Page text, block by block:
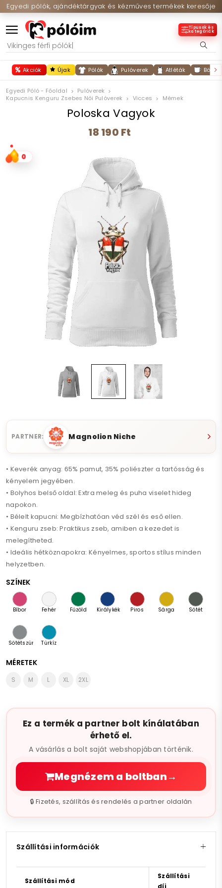
Egyedi pólók, ajándéktárgyak és kézműves termékek keresője
Típusok és
kategóriák
Akciók Újak Pólók Pulóverek Atléták
Egyedi Póló - Főoldal
Pulóverek
Kapucnis Kenguru Zsebes Női Pulóverek
Vicces Mémek
Poloska Vagyok
18 190 Ft
0
PARTNER: Magnolion Niche
• Keverék anyag: 65% pamut, 35% poliészter a tartósság és
kényelem jegyében.
• Bolyhos belső oldal: Extra meleg és puha viselet hideg
napokon.
• Bélelt kapucni: Megbízhatóan véd szél és eső ellen.
• Kenguru zseb: Praktikus zseb, amiben a kezedet is
melegítheted.
• Ideális hétköznapokra: Kényelmes, sportos stílus minden
helyzetben.
SZÍNEK
Bíbor Fehér Fűzöld Királykék Piros Sárga
Sötét
Sötétszürke
Türkíz
MÉRETEK
S M L XL 2XL
Ez a termék a partner bolt kínálatában
érhető el.
A vásárlás a bolt saját webshopjában történik.
Megnézem a boltban→
🔒 Fizetés, szállítás és rendelés a partner oldalán
Szállítási információk
Szállítási mód
Szállítási
díj